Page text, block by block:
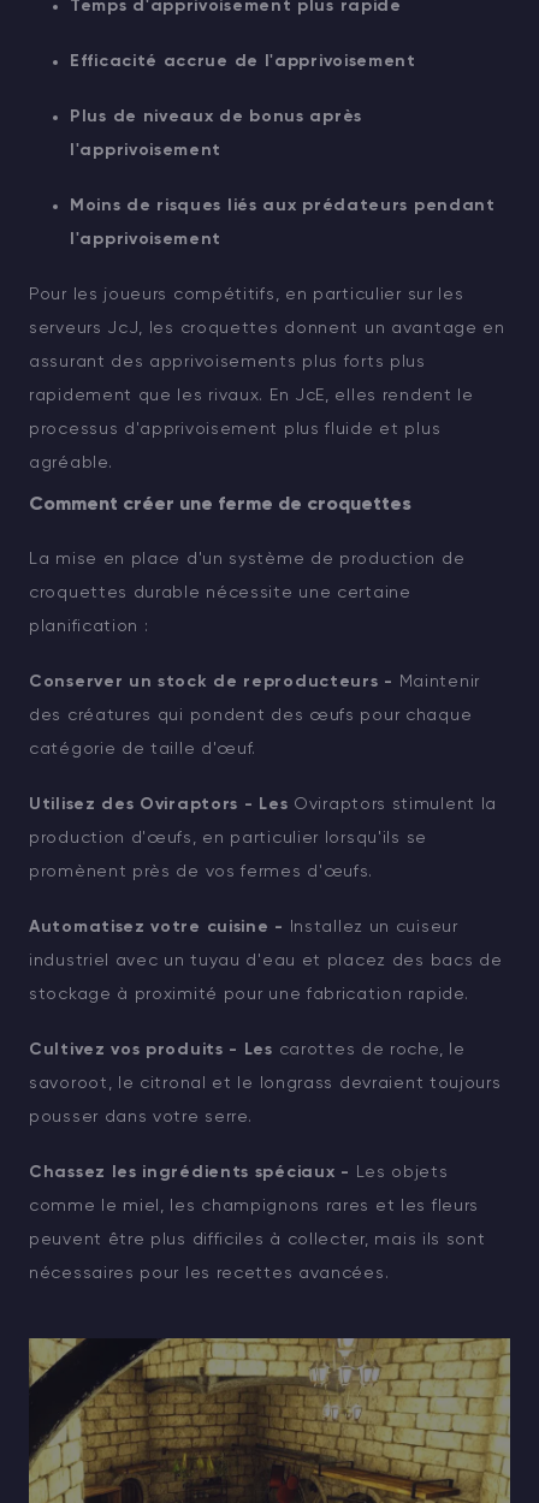
Temps d'apprivoisement plus rapide
Efficacité accrue de l'apprivoisement
Plus de niveaux de bonus après
l'apprivoisement
Moins de risques liés aux prédateurs pendant
l'apprivoisement
Pour les joueurs compétitifs, en particulier sur les
serveurs JcJ, les croquettes donnent un avantage en
assurant des apprivoisements plus forts plus
rapidement que les rivaux. En JcE, elles rendent le
processus d'apprivoisement plus fluide et plus
agréable.
Comment créer une ferme de croquettes
La mise en place d'un système de production de
croquettes durable nécessite une certaine
planification :
Conserver un stock de reproducteurs -
Maintenir
des créatures qui pondent des œufs pour chaque
catégorie de taille d'œuf.
Utilisez des Oviraptors - Les Oviraptors stimulent la
production d'œufs, en particulier lorsqu'ils se
promènent près de vos fermes d'œufs.
Automatisez votre cuisine -
Installez un cuiseur
industriel avec un tuyau d'eau et placez des bacs de
stockage à proximité pour une fabrication rapide.
Cultivez vos produits - Les carottes de roche, le
savoroot, le citronal et le longrass devraient toujours
pousser dans votre serre.
Chassez les ingrédients spéciaux -
Les objets
comme le miel, les champignons rares et les fleurs
peuvent être plus difficiles à collecter, mais ils sont
nécessaires pour les recettes avancées.